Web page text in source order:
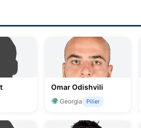
Omar Odishvili
Georgia Pilier